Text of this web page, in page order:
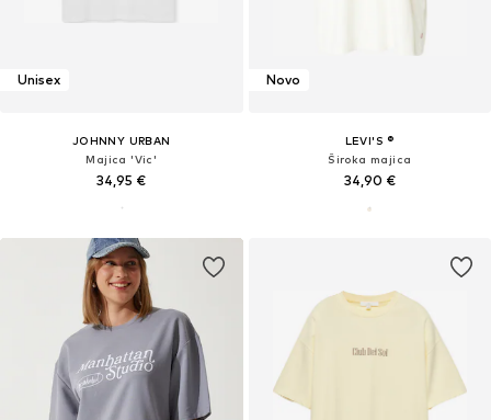
Unisex
JOHNNY URBAN
Majica 'Vic'
34,95 €
Novo
LEVI'S ®
Široka majica
34,90 €